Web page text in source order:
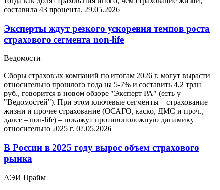
составила 43 процента. 29.05.2026
Эксперты ждут резкого ускорения темпов роста
страхового сегмента non-life
Ведомости
Сборы страховых компаний по итогам 2026 г. могут вырасти
относительно прошлого года на 5-7% и составить 4,2 трлн
руб., говорится в новом обзоре "Эксперт РА" (есть у
"Ведомостей"). При этом ключевые сегменты – страхование
жизни и прочее страхование (ОСАГО, каско, ДМС и проч.,
далее – non-life) – покажут противоположную динамику
относительно 2025 г. 07.05.2026
В России в 2025 году вырос объем страхового
рынка
АЭИ Прайм